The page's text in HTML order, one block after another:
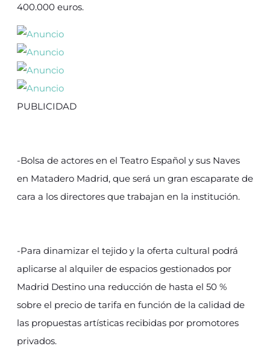
400.000 euros.
PUBLICIDAD
-Bolsa de actores en el Teatro Español y sus Naves
en Matadero Madrid, que será un gran escaparate de
cara a los directores que trabajan en la institución.
-Para dinamizar el tejido y la oferta cultural podrá
aplicarse al alquiler de espacios gestionados por
Madrid Destino una reducción de hasta el 50 %
sobre el precio de tarifa en función de la calidad de
las propuestas artísticas recibidas por promotores
privados.